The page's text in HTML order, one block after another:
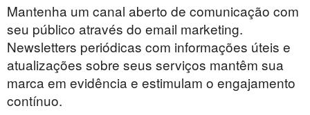
Mantenha um canal aberto de comunicação com
seu público através do email marketing.
Newsletters periódicas com informações úteis e
atualizações sobre seus serviços mantêm sua
marca em evidência e estimulam o engajamento
contínuo.